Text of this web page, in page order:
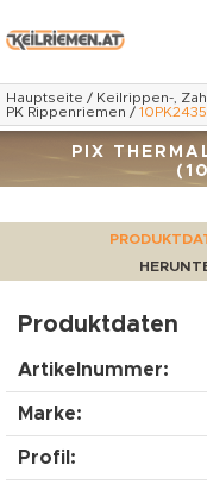
Hauptseite / Keilrippen-,
PK Rippenriemen /
PIX
Produktdaten
Artikelnummer:
Marke:
Profil: